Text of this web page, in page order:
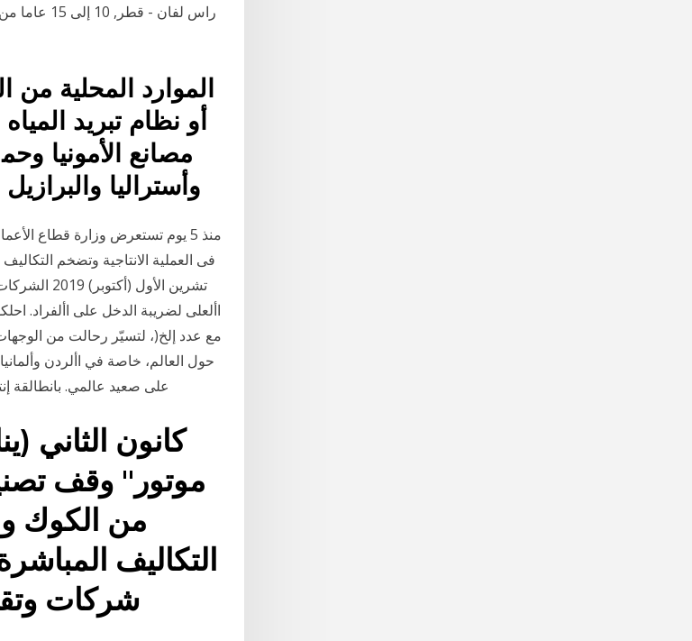
راس لفان
اﻟﻤﻮارد اﻟﻤﺤﻠﻴﺔ ﻣﻦ
أو ﻧﻈﺎم ﺗﺒﺮﻳﺪ
ﻣﺼﺎﻧﻊ اﻷﻣﻮﻧﻴﺎ
وأﺳﺘﺮاﻟﻴﺎ
منذ 5 يوم تستعرض وزارة قطاع
األعلى لضريبة الدخل على األفراد.
حول العالم، خاصة في األردن
على صعيد عالمي. بانطالقة
موتور" وقف
من الكوك
شركات